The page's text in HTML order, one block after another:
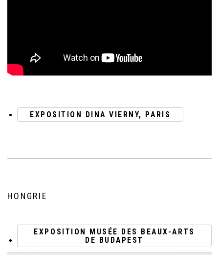
EXPOSITION DINA VIERNY, PARIS
HONGRIE
EXPOSITION MUSÉE DES BEAUX-ARTS
DE BUDAPEST